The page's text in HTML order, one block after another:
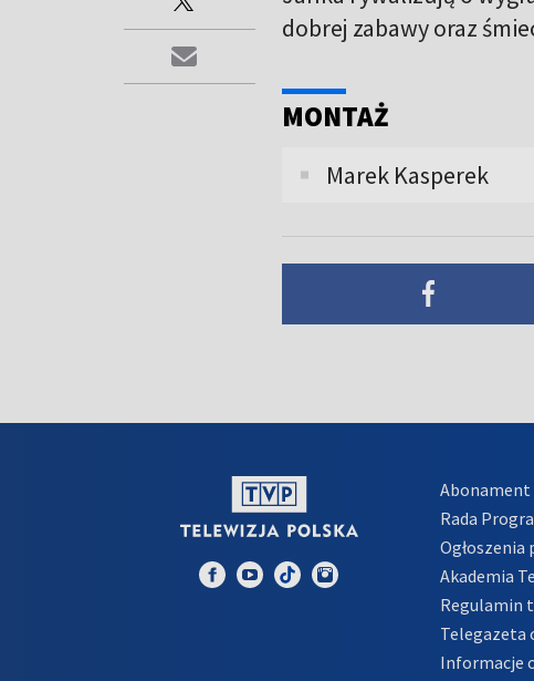
dobrej zabawy oraz
MONTAŻ
Marek Kasperek
Abonament
Rada
Akademia
Regulamin
Telegazeta
Informacje